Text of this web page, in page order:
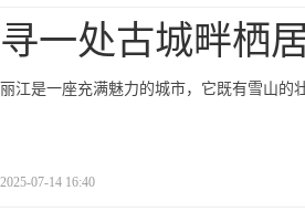
寻一处古城畔栖
丽江是一座充满魅力的城市，它既有雪山的
2025-07-14 16:40